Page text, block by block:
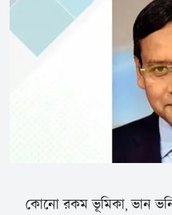
কোনো রকম ভূমিকা, ভান